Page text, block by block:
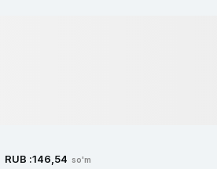
RUB :146,54 so'm